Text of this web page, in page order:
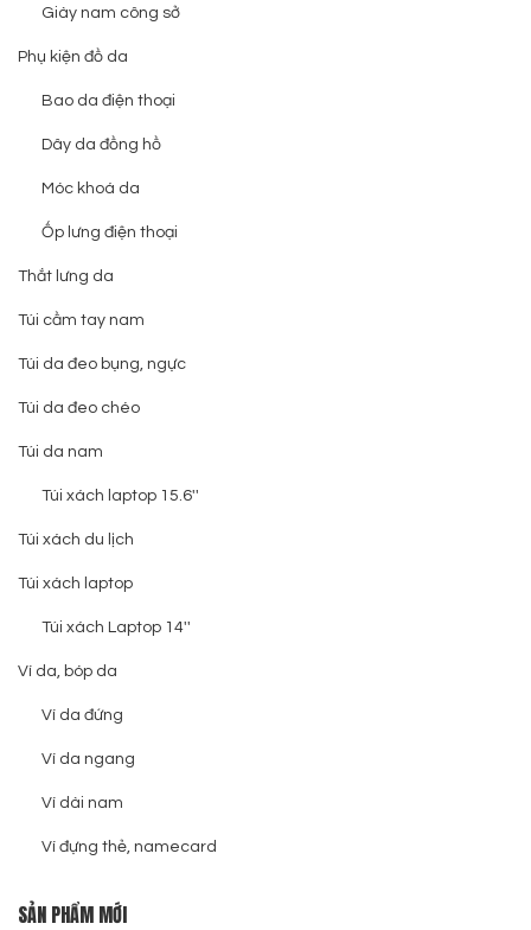
Giày nam công sở
Phụ kiện đồ da
Bao da điện thoại
Dây da đồng hồ
Móc khoá da
Ốp lưng điện thoại
Thắt lưng da
Túi cầm tay nam
Túi da đeo bụng, ngực
Túi da đeo chéo
Túi da nam
Túi xách laptop 15.6''
Túi xách du lịch
Túi xách laptop
Túi xách Laptop 14''
Ví da, bóp da
Ví da đứng
Ví da ngang
Ví dài nam
Ví đựng thẻ, namecard
SẢN PHẨM MỚI